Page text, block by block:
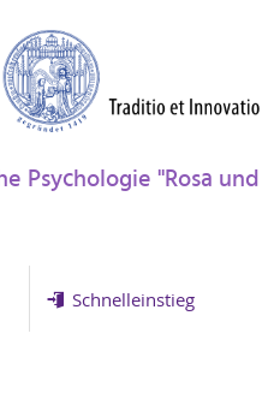
Psychologie "Rosa und
Schnelleinstieg